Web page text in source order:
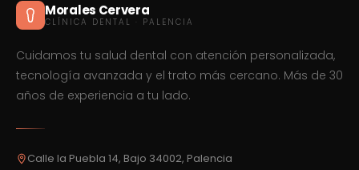
Morales Cervera
CLÍNICA DENTAL · PALENCIA
Cuidamos tu salud dental con atención personalizada,
tecnología avanzada y el trato más cercano. Más de 30
años de experiencia a tu lado.
Calle la Puebla 14, Bajo 34002, Palencia